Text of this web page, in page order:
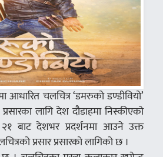
चलचित्र ‘डमरुको डण्डीवियो’
लागि देश दौडाहमा निस्कीएको
बाट देशभर प्रदर्शनमा आउने उक्त
प्रसार प्रसारको लागिको छ ।